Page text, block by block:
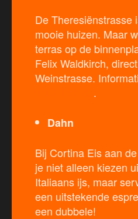
De Theresiënstrasse
mooie huizen. Maar
terras op de
Felix Waldkirch,
Weinstrasse.
.
Dahn
Bij Cortina Eis aan
je niet alleen kiezen
Italiaans ijs, maar
een uitstekende
een dubbele!